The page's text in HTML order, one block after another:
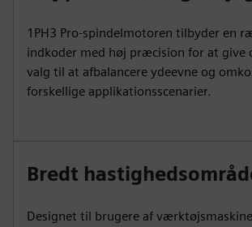
1PH3 Pro-spindelmotoren tilbyder en
indkoder med høj præcision for at give
valg til at afbalancere ydeevne og
forskellige applikationsscenarier.
Bredt
Designet til brugere af